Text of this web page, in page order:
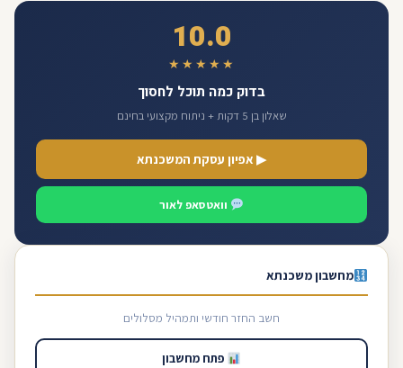
10.0
★★★★★
בדוק כמה תוכל לחסוך
שאלון בן 5 דקות + ניתוח מקצועי בחינם
▶ אפיון עסקת המשכנתא
וואטסאפ לאור
מחשבון משכנתא
חשב החזר חודשי ותמהיל מסלולים
פתח מחשבון